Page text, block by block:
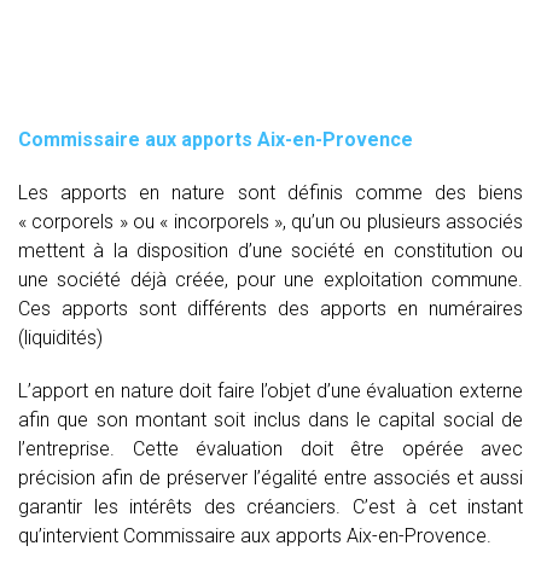
Commissaire aux apports Aix-en-Provence
Les apports en nature sont définis comme des biens
« corporels » ou « incorporels », qu’un ou plusieurs associés
mettent à la disposition d’une société en constitution ou
une société déjà créée, pour une exploitation commune.
Ces apports sont différents des apports en numéraires
(liquidités)
L’apport en nature doit faire l’objet d’une évaluation externe
afin que son montant soit inclus dans le capital social de
l’entreprise. Cette évaluation doit être opérée avec
précision afin de préserver l’égalité entre associés et aussi
garantir les intérêts des créanciers. C’est à cet instant
qu’intervient Commissaire aux apports Aix-en-Provence.